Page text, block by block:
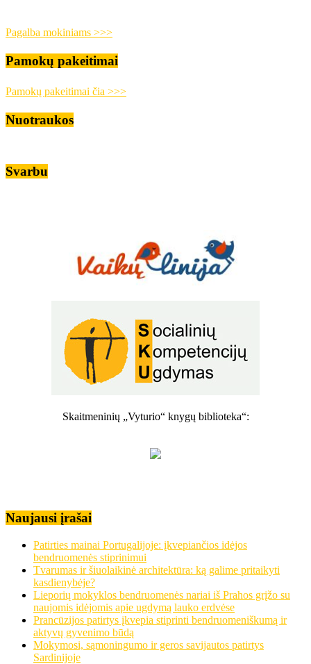
Pagalba mokiniams >>>
Pamokų pakeitimai
Pamokų pakeitimai čia >>>
Nuotraukos
Svarbu
Skaitmeninių „Vyturio“ knygų biblioteka“:
Naujausi įrašai
Patirties mainai Portugalijoje: įkvepiančios idėjos
bendruomenės stiprinimui
Tvarumas ir šiuolaikinė architektūra: ką galime pritaikyti
kasdienybėje?
Lieporių mokyklos bendruomenės nariai iš Prahos grįžo su
naujomis idėjomis apie ugdymą lauko erdvėse
Prancūzijos patirtys įkvepia stiprinti bendruomeniškumą ir
aktyvų gyvenimo būdą
Mokymosi, sąmoningumo ir geros savijautos patirtys
Sardinijoje